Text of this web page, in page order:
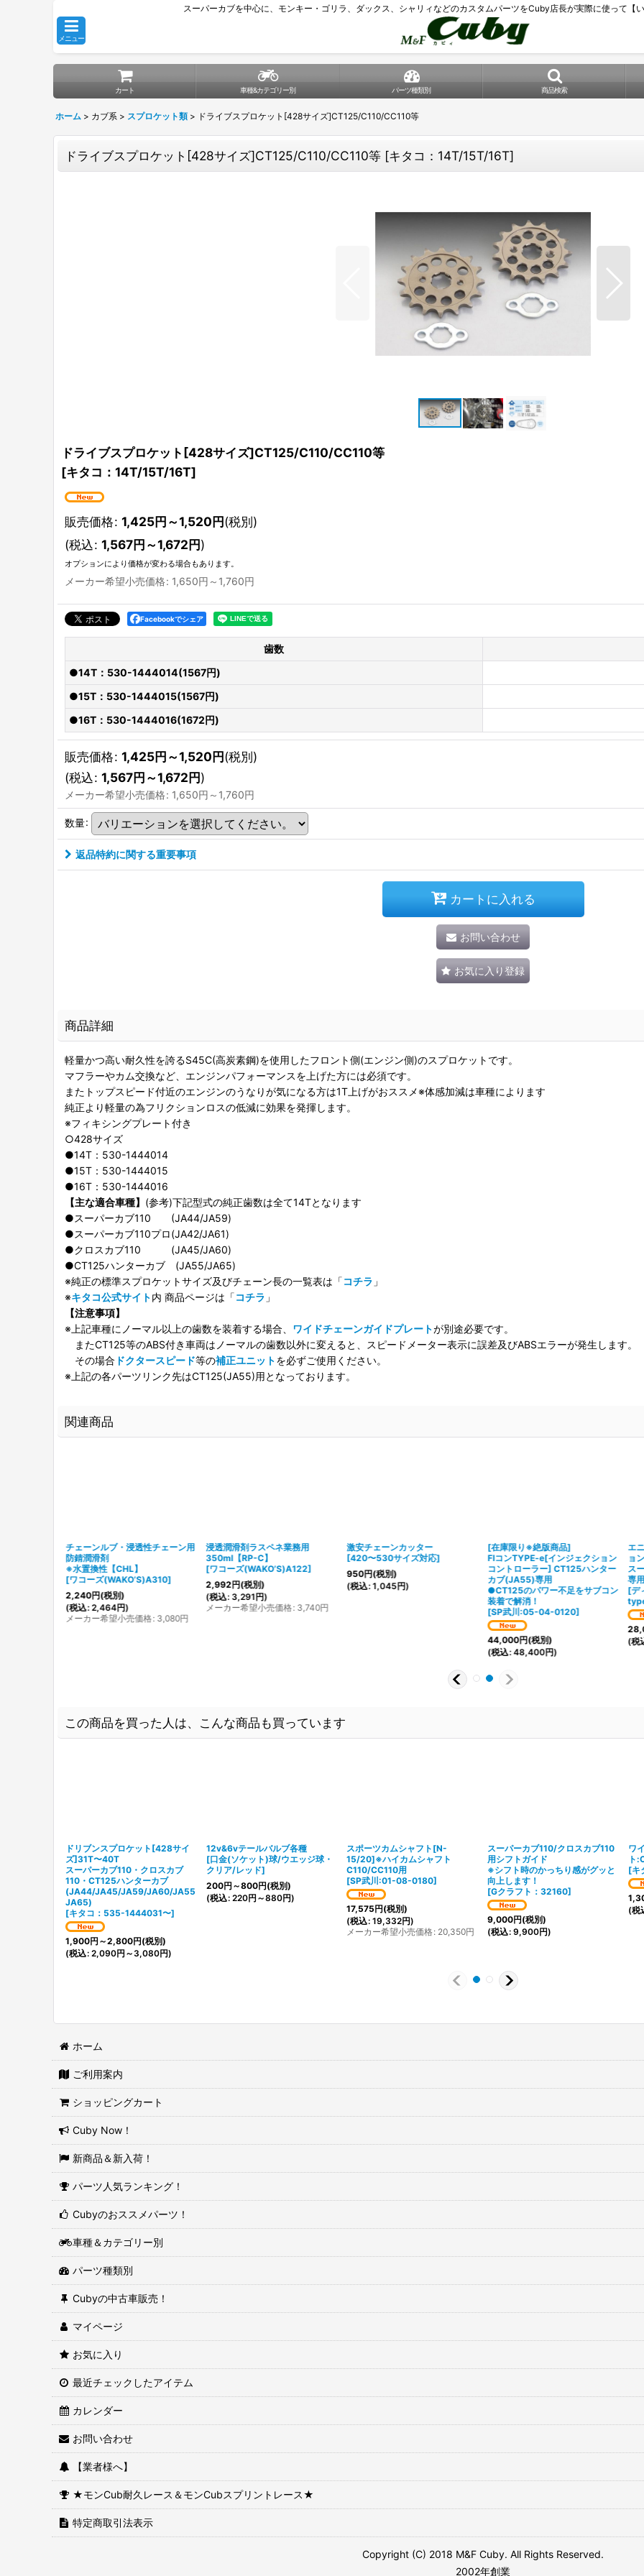
スーパーカブを中心に、モンキー・ゴリラ、ダックス、シャリィなどのカスタムパーツをCuby店長が実際に使って【
メニュー
カート 車種&カテゴリー別 パーツ種類別 商品検索
ホーム > カブ系 > スプロケット類 > ドライブスプロケット[428サイズ]CT125/C110/CC110等
ドライブスプロケット[428サイズ]CT125/C110/CC110等 [キタコ：14T/15T/16T]
ドライブスプロケット[428サイズ]CT125/C110/CC110等
[キタコ：14T/15T/16T]
販売価格: 1,425円～1,520円(税別)
(税込: 1,567円～1,672円)
オプションにより価格が変わる場合もあります。
メーカー希望小売価格: 1,650円 ～1,760円
Facebookでシェア
歯数
●14T：530-1444014(1567円)
●15T：530-1444015(1567円)
●16T：530-1444016(1672円)
販売価格: 1,425円～1,520円(税別)
(税込: 1,567円～1,672円)
メーカー希望小売価格: 1,650円 ～1,760円
数量:
返品特約に関する重要事項
カートに入れる
お問い合わせ
お気に入り登録
商品詳細
軽量かつ高い耐久性を誇るS45C(高炭素鋼)を使用したフロント側(エンジン側)のスプロケットです。
マフラーやカム交換など、エンジンパフォーマンスを上げた方には必須です。
またトップスピード付近のエンジンのうなりが気になる方は1T上げがおススメ※体感加減は車種によります
純正より軽量の為フリクションロスの低減に効果を発揮します。
※フィキシングプレート付き
○428サイズ
●14T：530-1444014
●15T：530-1444015
●16T：530-1444016
【主な適合車種】 (参考)下記型式の純正歯数は全て14Tとなります
●スーパーカブ110 (JA44/JA59)
●スーパーカブ110プロ(JA42/JA61)
●クロスカブ110 (JA45/JA60)
●CT125ハンターカブ (JA55/JA65)
※純正の標準スプロケットサイズ及びチェーン長の一覧表は「コチラ 」
※キタコ公式サイト内 商品ページは「コチラ 」
【注意事項】
※上記車種にノーマル以上の歯数を装着する場合、 ワイドチェーンガイドプレートが別途必要です。
またCT125等のABS付き車両はノーマルの歯数以外に変えると、スピードメーター表示に誤差及びABSエラーが発生します。
その場合 ドクタースピード等の補正ユニットを必ずご使用ください。
※上記の各パーツリンク先はCT125(JA55)用となっております。
関連商品
チェーンルブ・浸透性チェーン用
防錆潤滑剤
※水置換性【CHL】
[ワコーズ(WAKO’S)A310]
2,240円(税別)
(税込: 2,464円)
メーカー希望小売価格: 3,080円
浸透潤滑剤ラスペネ業務用
350ml【RP-C】
[ワコーズ(WAKO’S)A122]
2,992円(税別)
(税込: 3,291円)
メーカー希望小売価格: 3,740円
激安チェーンカッター
[420〜530サイズ対応]
950円(税別)
(税込: 1,045円)
[在庫限り※絶版商品]
FIコンTYPE-e[インジェクション
コントローラー] CT125ハンター
カブ(JA55)専用
●CT125のパワー不足をサブコン
装着で解消！
[SP武川:05-04-0120]
44,000円(税別)
(税込: 48,400円)
エ
ョ
ス
専
[デ
(税
この商品を買った人は、こんな商品も買っています
ドリブンスプロケット[428サイ
ズ]31T〜40T
スーパーカブ110・クロスカブ
110・CT125ハンターカブ
(JA44/JA45/JA59/JA60/JA55
JA65)
[キタコ：535-1444031〜]
1,900円 ～2,800円(税別)
(税込: 2,090円 ～3,080円)
12v&6vテールバルブ各種
[口金(ソケット)球/ウエッジ球・
クリア/レッド]
200円 ～800円(税別)
(税込: 220円 ～880円)
スポーツカムシャフト[N-
15/20]※ハイカムシャフト
C110/CC110用
[SP武川:01-08-0180]
17,575円(税別)
(税込: 19,332円)
メーカー希望小売価格: 20,350円
スーパーカブ110/クロスカブ110
用シフトガイド
※シフト時のかっちり感がグッと
向上します！
[Gクラフト：32160]
9,000円(税別)
(税込: 9,900円)
ワ
ト
[キ
(税
ホーム
ご利用案内
ショッピングカート
Cuby Now！
新商品＆新入荷！
パーツ人気ランキング！
Cubyのおススメパーツ！
車種＆カテゴリー別
パーツ種類別
Cubyの中古車販売！
マイページ
お気に入り
最近チェックしたアイテム
カレンダー
お問い合わせ
【業者様へ】
★モンCub耐久レース＆モンCubスプリントレース★
特定商取引法表示
Copyright (C) 2018 M&F Cuby. All Rights Reserved.
2002年創業